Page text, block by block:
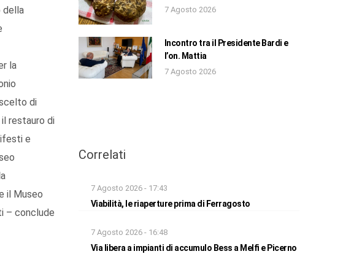
della
la
di
restauro di
e
il Museo
– conclude
7 Agosto 2026
Incontro tra il Presidente Bardi e
l’on. Mattia
7 Agosto 2026
Correlati
7 Agosto 2026 - 17:43
Viabilità, le riaperture prima di Ferragosto
7 Agosto 2026 - 16:48
Via libera a impianti di accumulo Bess a Melfi e Picerno